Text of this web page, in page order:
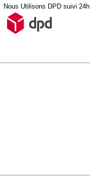
Nous Utilisons DPD suivi 24h